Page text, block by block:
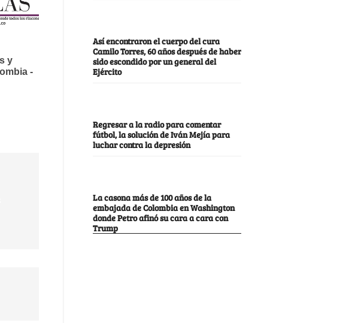
Así encontraron el cuerpo del cura
Camilo Torres, 60 años después de haber
sido escondido por un general del
Ejército
Regresar a la radio para comentar
fútbol, la solución de Iván Mejía para
luchar contra la depresión
La casona más de 100 años de la
embajada de Colombia en Washington
donde Petro afinó su cara a cara con
Trump